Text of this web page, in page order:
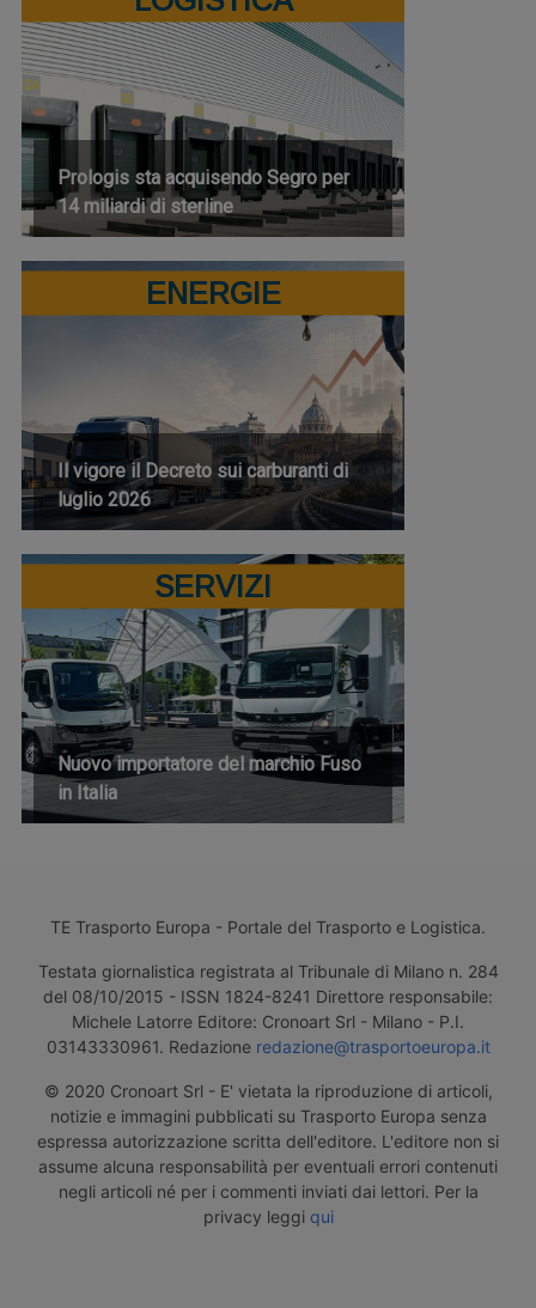
Prologis sta acquisendo Segro per
14 miliardi di sterline
ENERGIE
Il vigore il Decreto sui carburanti di
luglio 2026
SERVIZI
Nuovo importatore del marchio Fuso
in Italia
TE Trasporto Europa - Portale del Trasporto e Logistica.
Testata giornalistica registrata al Tribunale di Milano n. 284
del 08/10/2015 - ISSN 1824-8241 Direttore responsabile:
Michele Latorre Editore: Cronoart Srl - Milano - P.I.
03143330961. Redazione redazione@trasportoeuropa.it
© 2020 Cronoart Srl - E' vietata la riproduzione di articoli,
notizie e immagini pubblicati su Trasporto Europa senza
espressa autorizzazione scritta dell'editore. L'editore non si
assume alcuna responsabilità per eventuali errori contenuti
negli articoli né per i commenti inviati dai lettori. Per la
privacy leggi qui